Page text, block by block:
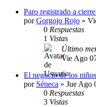
Paro registrado a
porGorgojo Rojo »
0 Respuestas
1 Vistas
Último
Vie Ago
El negocio de los
por Séneca » Jue Ago
0 Respuestas
3 Vistas